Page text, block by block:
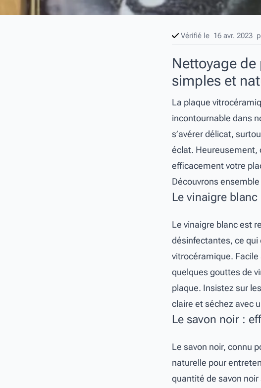
Vérifié le 16 avr. 2023
Nettoyage
simples et
La plaque
incontournable dans
s’avérer délicat,
éclat. Heureusement,
efficacement votre
Découvrons
Le vinaigre
Le vinaigre blanc est
désinfectantes, ce qui
vitrocéramique. Facile
quelques gouttes de
plaque. Insistez sur
claire et séchez avec
Le savon noir :
Le savon noir, connu
naturelle pour
quantité de savon